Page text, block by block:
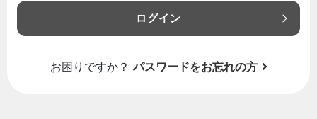
ログイン
お困りですか？ パスワードをお忘れの方